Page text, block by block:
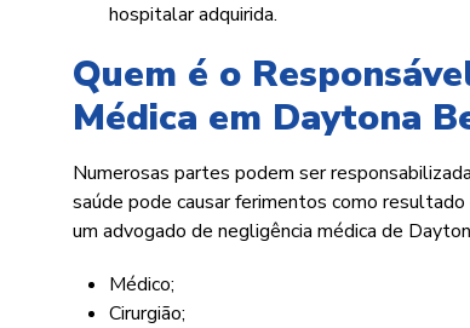
hospitalar adquirida.
Quem é o
Médica em Daytona
Numerosas partes podem ser
saúde pode causar ferimentos como
um advogado de negligência médica de
Médico;
Cirurgião;